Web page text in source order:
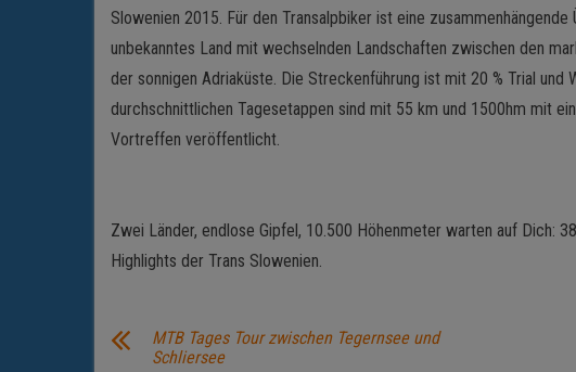
Slowenien 2015. Für den Transalpbiker ist eine
unbekanntes Land mit wechselnden Landschaften zwischen den
der sonnigen Adriaküste. Die Streckenführung ist mit 20 % Trial und
durchschnittlichen Tagesetappen sind mit 55 km und 1500hm mit
Vortreffen veröffentlicht.
Zwei Länder, endlose Gipfel, 10.500 Höhenmeter warten auf Dich:
Highlights der Trans Slowenien.
MTB Tages Tour zwischen Tegernsee und
Schliersee